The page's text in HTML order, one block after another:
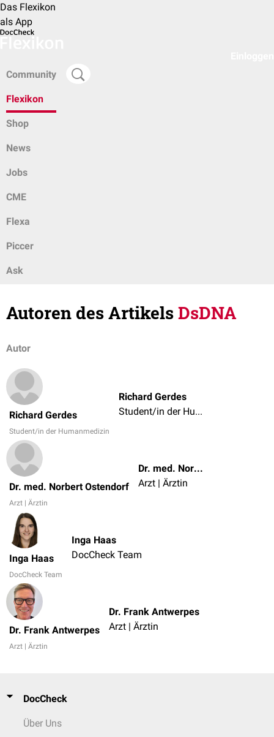
Das Flexikon
als App
Community
Flexikon
Shop
News
Jobs
CME
Flexa
Piccer
Ask
Autoren des ArtikelsDsDNA
Autor
Richard Gerdes
Student/in der Humanmedizin
Richard Gerdes
Student/in der Humanmedizin
Dr. med. Norbert Ostendorf
Arzt | Ärztin
Dr. med. Norbert Ostendorf
Arzt | Ärztin
Inga Haas
DocCheck Team
Inga Haas
DocCheck Team
Dr. Frank Antwerpes
Arzt | Ärztin
Dr. Frank Antwerpes
Arzt | Ärztin
DocCheck
Über Uns